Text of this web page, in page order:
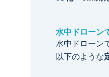
水中ドローン
水中ドローン
以下のような